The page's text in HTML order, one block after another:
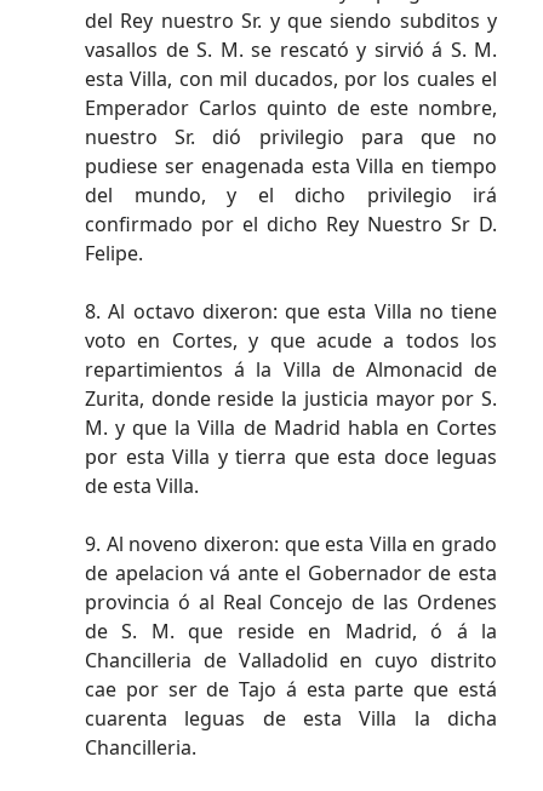
del Rey nuestro Sr. y que siendo subditos y
vasallos de S. M. se rescató y sirvió á S. M.
esta Villa, con mil ducados, por los cuales el
Emperador Carlos quinto de este nombre,
nuestro Sr. dió privilegio para que no
pudiese ser enagenada esta Villa en tiempo
del mundo, y el dicho privilegio irá
confirmado por el dicho Rey Nuestro Sr D.
Felipe.
8. Al octavo dixeron: que esta Villa no tiene
voto en Cortes, y que acude a todos los
repartimientos á la Villa de Almonacid de
Zurita, donde reside la justicia mayor por S.
M. y que la Villa de Madrid habla en Cortes
por esta Villa y tierra que esta doce leguas
de esta Villa.
9. Al noveno dixeron: que esta Villa en grado
de apelacion vá ante el Gobernador de esta
provincia ó al Real Concejo de las Ordenes
de S. M. que reside en Madrid, ó á la
Chancilleria de Valladolid en cuyo distrito
cae por ser de Tajo á esta parte que está
cuarenta leguas de esta Villa la dicha
Chancilleria.